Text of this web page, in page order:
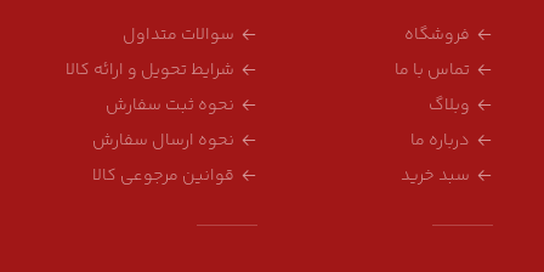
فروشگاه
تماس با ما
وبلاگ
درباره ما
سبد خرید
سوالات متداول
شرایط تحویل و ارائه کالا
نحوه ثبت سفارش
نحوه ارسال سفارش
قوانین مرجوعی کالا